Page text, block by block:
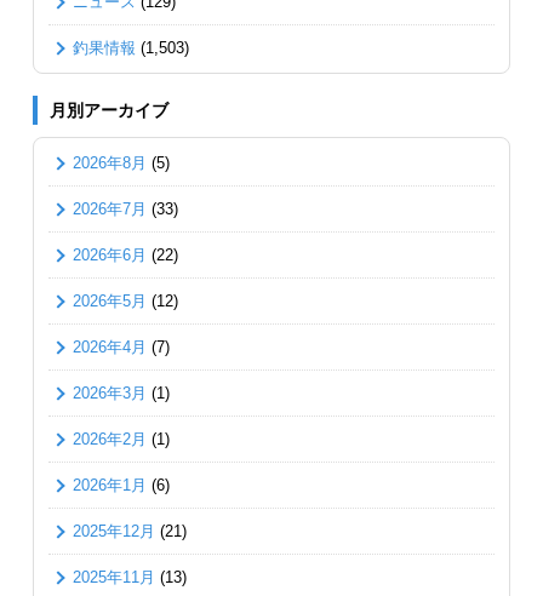
釣果情報 (1,503)
月別アーカイブ
2026年8月 (5)
2026年7月 (33)
2026年6月 (22)
2026年5月 (12)
2026年4月 (7)
2026年3月 (1)
2026年2月 (1)
2026年1月 (6)
2025年12月 (21)
2025年11月 (13)